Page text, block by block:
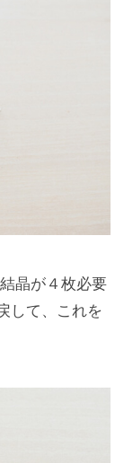
晶が４枚必要
して、これを